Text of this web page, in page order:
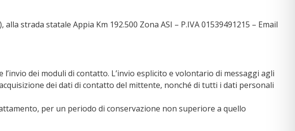
strada statale Appia Km 192.500 Zona ASI – P.IVA 01539491215 – Email
dei moduli di contatto. L’invio esplicito e volontario di messaggi agli
dei dati di contatto del mittente, nonché di tutti i dati personali
per un periodo di conservazione non superiore a quello